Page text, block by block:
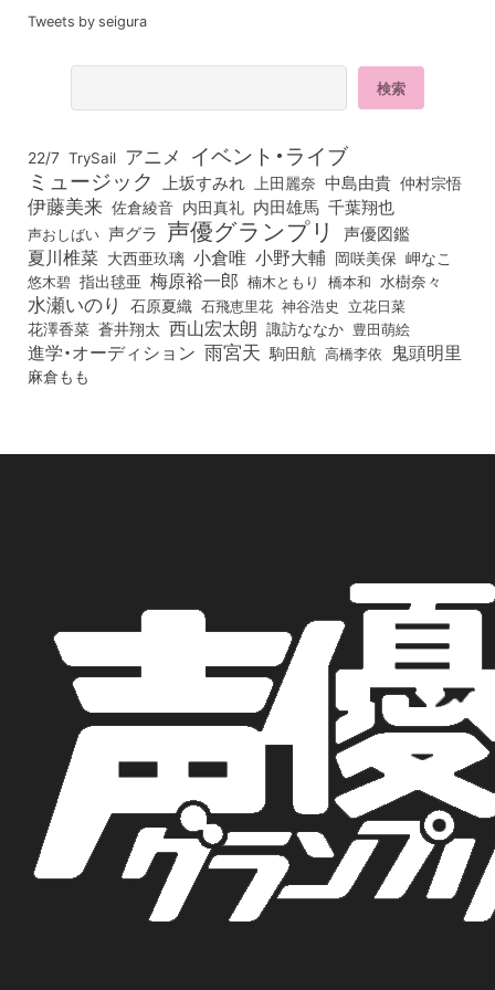
Tweets by seigura
22/7 TrySail アニメ イベント・ライブ
ミュージック 上坂すみれ 上田麗奈 中島由貴 仲村宗悟
伊藤美来 佐倉綾音 内田真礼 内田雄馬 千葉翔也
声おしばい 声グラ 声優グランプリ 声優図鑑
夏川椎菜 大西亜玖璃 小倉唯 小野大輔 岡咲美保 岬なこ
悠木碧 指出毬亜 梅原裕一郎 楠木ともり 橋本和 水樹奈々
水瀬いのり 石原夏織 石飛恵里花 神谷浩史 立花日菜
花澤香菜 蒼井翔太 西山宏太朗 諏訪ななか 豊田萌絵
進学・オーディション 雨宮天 駒田航 高橋李依 鬼頭明里
麻倉もも